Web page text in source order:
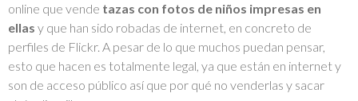
online que vende tazas con fotos de niños impresas en
ellas y que han sido robadas de internet, en concreto de
perfiles de Flickr. A pesar de lo que muchos puedan pensar,
esto que hacen es totalmente legal, ya que están en internet y
son de acceso público así que por qué no venderlas y sacar